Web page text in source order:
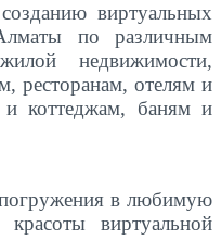
виртуальных
по различным
недвижимости,
ресторанам, отелям и
коттеджам, баням и
в любимую
виртуальной